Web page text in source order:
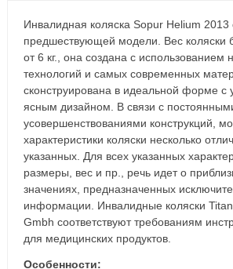
Инвалидная коляска Sopur Helium 2013
предшествующей модели. Вес коляски
от 6 кг., она создана с использованием
технологий и самых современных
сконструирована в идеальной форме с
ясным дизайном. В связи с
усовершенствованиями конструкций,
характеристики коляски несколько
указанных. Для всех указанных
размеры, вес и пр., речь идет о
значениях, предназначенных
информации. Инвалидные коляски
Gmbh соответствуют требованиям
для медицинских продуктов.
Особенности: